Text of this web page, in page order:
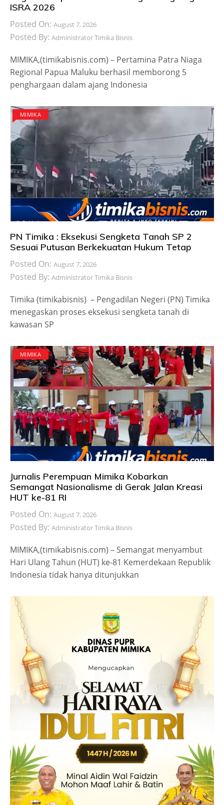
ISRA 2026
Posted On: August 7, 2026
Posted By: Administrator Timika Bisnis
MIMIKA,(timikabisnis.com) – Pertamina Patra Niaga
Regional Papua Maluku berhasil memborong 5
penghargaan dalam ajang Indonesia
MIMIKA
PN Timika : Eksekusi Sengketa Tanah SP 2
Sesuai Putusan Berkekuatan Hukum Tetap
Posted On: August 7, 2026
Posted By: Administrator Timika Bisnis
Timika (timikabisnis) – Pengadilan Negeri (PN) Timika
menegaskan proses eksekusi sengketa tanah di
kawasan SP
MIMIKA
Jurnalis Perempuan Mimika Kobarkan
Semangat Nasionalisme di Gerak Jalan Kreasi
HUT ke-81 RI
Posted On: August 7, 2026
Posted By: Administrator Timika Bisnis
MIMIKA,(timikabisnis.com) – Semangat menyambut
Hari Ulang Tahun (HUT) ke-81 Kemerdekaan Republik
Indonesia tidak hanya ditunjukkan